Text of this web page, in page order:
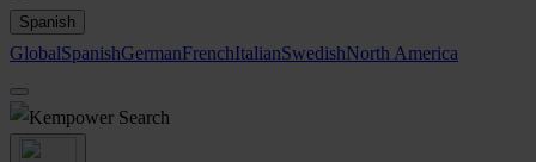
Spanish
GlobalSpanishGermanFrenchItalianSwedishNorth America
Search